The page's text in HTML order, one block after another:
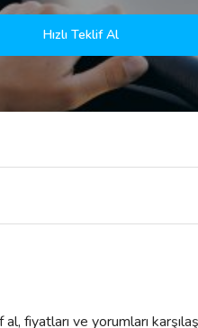
Hızlı Teklif Al
fiyatları ve yorumları